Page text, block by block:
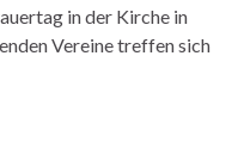
in der Kirche in
Vereine treffen sich